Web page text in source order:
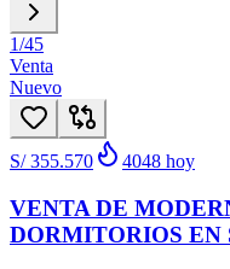
1/45
Venta
Nuevo
S/ 355.570 4048 hoy
VENTA DE
DORMITORIOS EN